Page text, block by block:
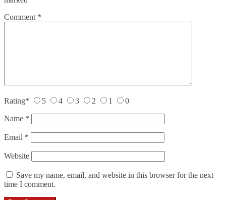
Comment *
Rating* 5 4 3 2 1 0
Name *
Email *
Website
Save my name, email, and website in this browser for the next
time I comment.